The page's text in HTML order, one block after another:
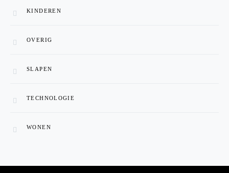
KINDEREN
OVERIG
SLAPEN
TECHNOLOGIE
WONEN